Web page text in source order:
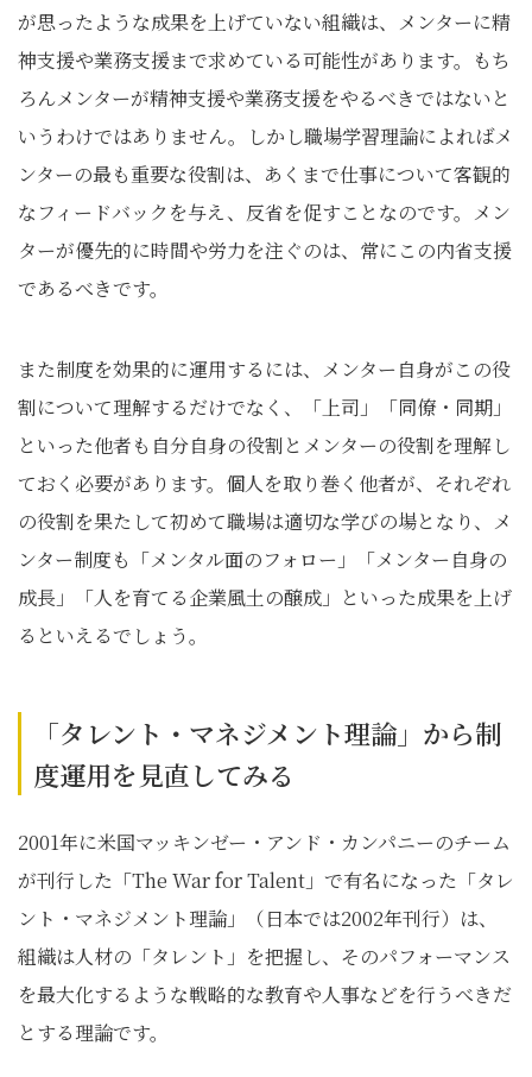
が思ったような成果を上げていない組織は、メンターに精
神支援や業務支援まで求めている可能性があります。もち
ろんメンターが精神支援や業務支援をやるべきではないと
いうわけではありません。しかし職場学習理論によればメ
ンターの最も重要な役割は、あくまで仕事について客観的
なフィードバックを与え、反省を促すことなのです。メン
ターが優先的に時間や労力を注ぐのは、常にこの内省支援
であるべきです。
また制度を効果的に運用するには、メンター自身がこの役
割について理解するだけでなく、「上司」「同僚・同期」
といった他者も自分自身の役割とメンターの役割を理解し
ておく必要があります。個人を取り巻く他者が、それぞれ
の役割を果たして初めて職場は適切な学びの場となり、メ
ンター制度も「メンタル面のフォロー」「メンター自身の
成長」「人を育てる企業風土の醸成」といった成果を上げ
るといえるでしょう。
「タレント・マネジメント理論」から制
度運用を見直してみる
2001年に米国マッキンゼー・アンド・カンパニーのチーム
が刊行した「The War for Talent」で有名になった「タレ
ント・マネジメント理論」（日本では2002年刊行）は、
組織は人材の「タレント」を把握し、そのパフォーマンス
を最大化するような戦略的な教育や人事などを行うべきだ
とする理論です。